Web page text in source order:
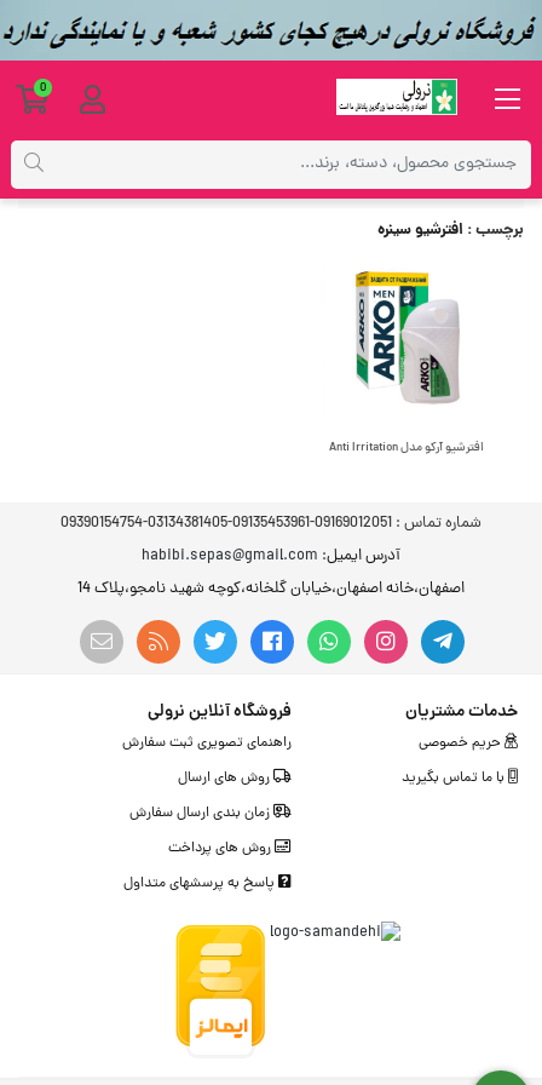
برچسب: افترشیو سینره
افترشیو آرکو مدل Anti Irritation
شماره تماس : 09169012051-09135453961-03134381405-09390154754
آدرس ایمیل: habibi.sepas@gmail.com
اصفهان،خانه اصفهان،خیابان گلخانه،کوچه شهید نامجو،پلاک 14
خدمات مشتریان
حریم خصوصی
با ما تماس بگیرید
فروشگاه آنلاین نرولی
راهنمای تصویری ثبت سفارش
روش های ارسال
زمان بندی ارسال سفارش
روش های پرداخت
پاسخ به پرسشهای متداول
0